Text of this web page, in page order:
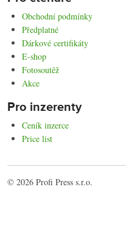
Obchodní podmínky
Předplatné
Dárkové certifikáty
E-shop
Fotosoutěž
Akce
Pro inzerenty
Ceník inzerce
Price list
© 2026 Profi Press s.r.o.